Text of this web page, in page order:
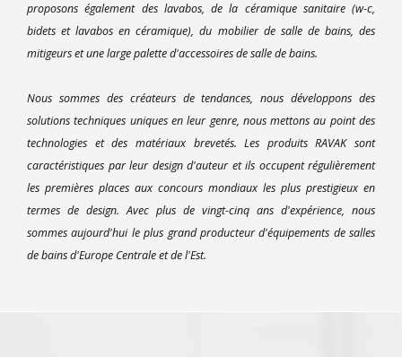
proposons également des lavabos, de la céramique sanitaire (w-c,
bidets et lavabos en céramique), du mobilier de salle de bains, des
mitigeurs et une large palette d'accessoires de salle de bains.
Nous sommes des créateurs de tendances, nous développons des
solutions techniques uniques en leur genre, nous mettons au point des
technologies et des matériaux brevetés. Les produits RAVAK sont
caractéristiques par leur design d'auteur et ils occupent régulièrement
les premières places aux concours mondiaux les plus prestigieux en
termes de design. Avec plus de vingt-cinq ans d'expérience, nous
sommes aujourd'hui le plus grand producteur d'équipements de salles
de bains d'Europe Centrale et de l'Est.